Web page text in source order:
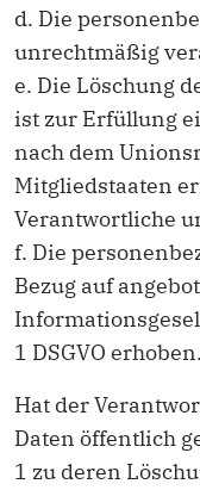
d. Die
unrechtmäßig
e. Die Löschung
ist zur Erfüllung
nach dem
Mitgliedstaaten
Verantwortliche
f. Die
Bezug auf
1 DSGVO erhoben.
Hat der
Daten öffentlich
1 zu deren